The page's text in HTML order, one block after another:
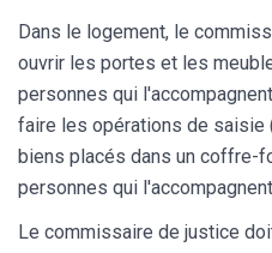
Dans le logement, le
ouvrir les portes et les
personnes qui
faire les opérations de saisie
biens placés dans un coffre-
personnes qui
Le commissaire de justice